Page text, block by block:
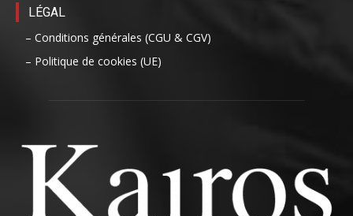
LÉGAL
– Conditions générales (CGU & CGV)
– Politique de cookies (UE)